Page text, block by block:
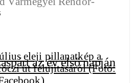
az év első napján